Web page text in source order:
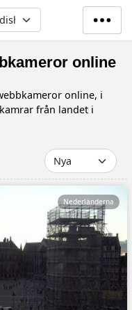
till huvudinnehåll
your language
online
online, i
från landet i
Nederländerna